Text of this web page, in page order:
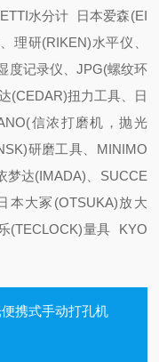
水分计 日本爱森(EI
理研(RIKEN)水平仪、
度记录仪、JPG(螺纹环
(CEDAR)扭力工具、日
信浓打磨机，抛光
研磨工具、MINIMO
梦达(IMADA)、SUCCE
本大冢(OTSUKA)放大
(TECLOCK)量具 KYO
携式手动打孔机